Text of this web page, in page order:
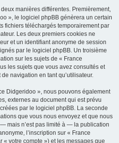
manières différentes. Premièrement,
», le logiciel phpBB génèrera un certain
fichiers téléchargés temporairement par
Les deux premiers cookies ne
et un identifiant anonyme de session
par le logiciel phpBB. Un troisième
sur les sujets de « France
les sujets que vous avez consultés et
navigation en tant qu’utilisateur.
Didgeridoo », nous pouvons également
externes au document qui est prévu
par le logiciel phpBB. La seconde
que vous nous envoyez et que nous
mais n’est pas limité à — la publication
l’inscription sur « France
votre compte ») et les messages que